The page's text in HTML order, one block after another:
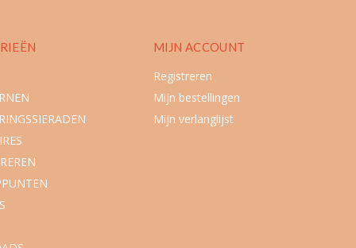
MIJN ACCOUNT
Registreren
Mijn bestellingen
Mijn verlanglijst